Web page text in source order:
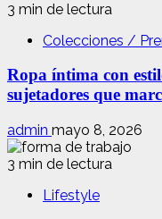
3 min de lectura
Colecciones /
Ropa íntima con
sujetadores que
admin mayo 8, 2026
3 min de lectura
Lifestyle